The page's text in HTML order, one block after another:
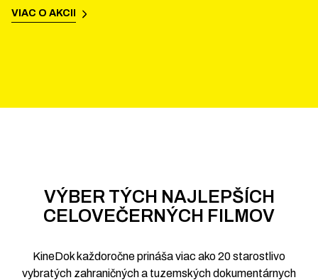
VIAC O AKCII
VÝBER TÝCH NAJLEPŠÍCH
CELOVEČERNÝCH FILMOV
KineDok každoročne prináša viac ako 20 starostlivo
vybratých zahraničných a tuzemských dokumentárnych